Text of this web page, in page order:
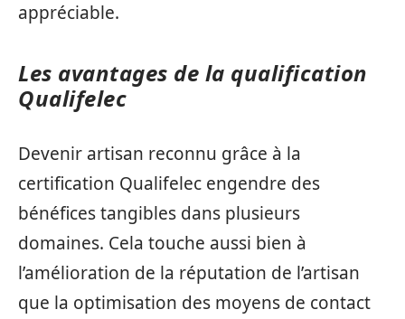
appréciable.
Les avantages de la qualification
Qualifelec
Devenir artisan reconnu grâce à la
certification Qualifelec engendre des
bénéfices tangibles dans plusieurs
domaines. Cela touche aussi bien à
l’amélioration de la réputation de l’artisan
que la optimisation des moyens de contact